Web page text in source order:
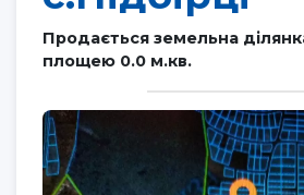
Продається земельна
площею 0.0 м.кв.